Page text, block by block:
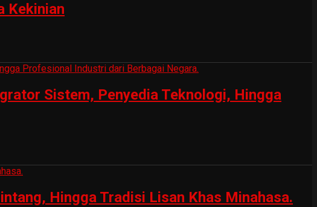
Kekinian
Sistem, Penyedia Teknologi, Hingga
Hingga Tradisi Lisan Khas Minahasa.